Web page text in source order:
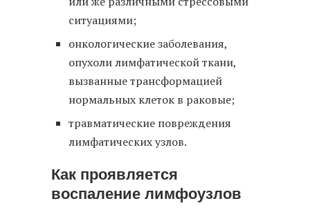
ситуациями;
онкологические заболевания,
опухоли лимфатической ткани,
вызванные трансформацией
нормальных клеток в раковые;
травматические повреждения
лимфатических узлов.
Как проявляется
воспаление лимфоузлов